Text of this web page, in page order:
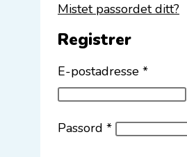
Mistet passordet ditt?
Registrer
E-postadresse *Påkrevd
Passord *Påkrevd